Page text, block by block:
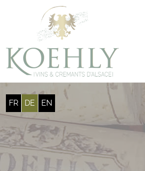
FR DE EN
Cookie-Einstellungen